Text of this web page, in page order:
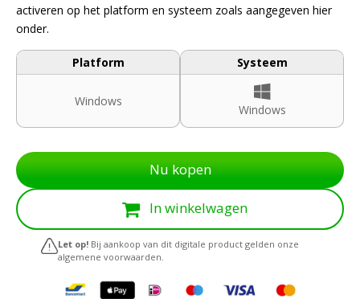
activeren op het platform en systeem zoals aangegeven hier
onder.
Platform
Windows
Systeem
Windows
Nu kopen
In winkelwagen
Let op! Bij aankoop van dit digitale product gelden onze
algemene voorwaarden.